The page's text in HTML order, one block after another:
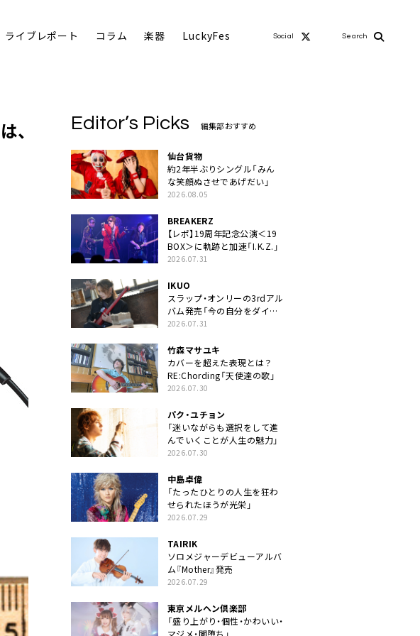
ライブレポート コラム 楽器 LuckyFes Social Search
は、
Editor’s Picks 編集部おすすめ
仙台貨物
約2年半ぶりシングル「みん
な笑顔ぬさせであげだい」
2026.08.05
BREAKERZ
【レポ】19周年記念公演＜19
BOX＞に軌跡と加速「I.K.Z.」
2026.07.31
IKUO
スラップ・オンリーの3rdアル
バム発売「今の自分をダイレ
クトに」
2026.07.31
竹森マサユキ
カバーを超えた表現とは？
RE:Chording「天使達の歌」
2026.07.30
パク・ユチョン
「迷いながらも選択をして進
んでいくことが人生の魅力」
2026.07.30
中島卓偉
「たったひとりの人生を狂わ
せられたほうが光栄」
2026.07.29
TAIRIK
ソロメジャーデビューアルバ
ム『Mother』発売
2026.07.29
東京メルヘン倶楽部
「盛り上がり・個性・かわいい・
マジメ・闇堕ち」